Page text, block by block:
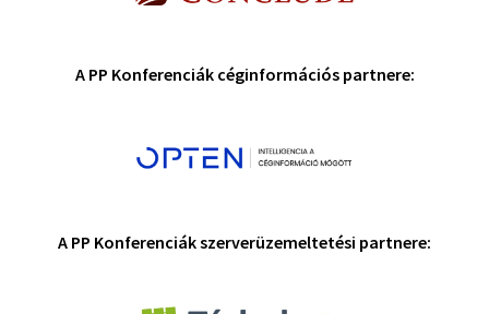
A PP Konferenciák céginformációs partnere:
A PP Konferenciák szerverüzemeltetési partnere: